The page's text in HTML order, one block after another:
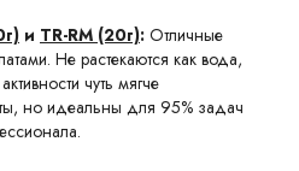
и TR-RM (20г): Отличные
Не растекаются как вода,
чуть мягче
но идеальны для 95% задач